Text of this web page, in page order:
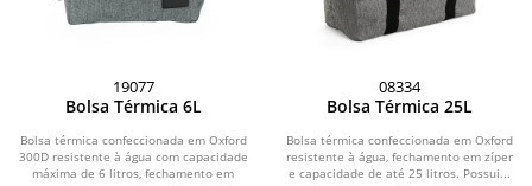
19077
Bolsa Térmica 6L
Bolsa térmica confeccionada em Oxford
300D resistente à água com capacidade
máxima de 6 litros, fechamento em
08334
Bolsa Térmica 25L
Bolsa térmica confeccionada em Oxford
resistente à água, fechamento em zíper
e capacidade de até 25 litros. Possui...